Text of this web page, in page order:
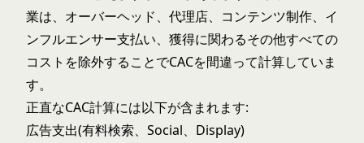
業は、オーバーヘッド、代理店、コンテンツ制作、イ
ンフルエンサー支払い、獲得に関わるその他すべての
コストを除外することでCACを間違って計算していま
す。
正直なCAC計算には以下が含まれます:
広告支出(有料検索、Social、Display)